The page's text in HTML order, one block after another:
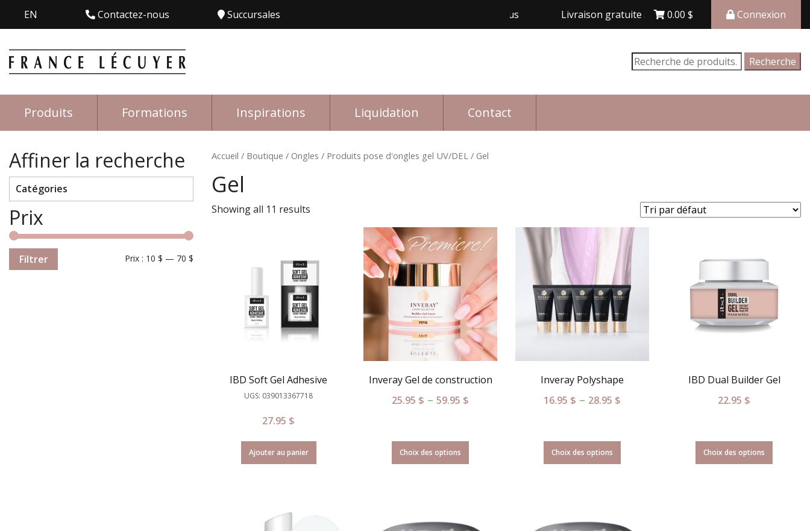
EN Contactez-nous Succursales Livraison gratuite avec achat de 150$ et plus
0.00 $ Connexion
Recherche
pour :
Recherche
Produits Formations Inspirations Liquidation Contact
Affiner la recherche
Catégories
Prix
Filtrer Prix : 10 $ — 70 $
Accueil / Boutique / Ongles / Produits pose d'ongles gel UV/DEL / Gel
Gel
Showing all 11 results
IBD Soft Gel Adhesive
UGS: 039013367718
27.95 $
Ajouter au panier
Inveray Gel de construction
25.95 $ – 59.95 $
Choix des options
Inveray Polyshape
16.95 $ – 28.95 $
Choix des options
IBD Dual Builder Gel
22.95 $
Choix des options